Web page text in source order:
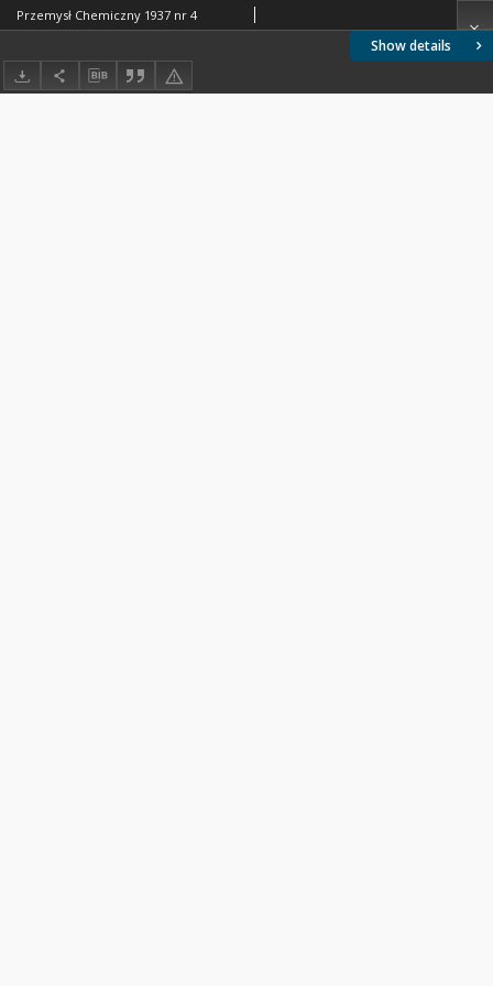
Show details
Przemysł Chemiczny 1937 nr 4